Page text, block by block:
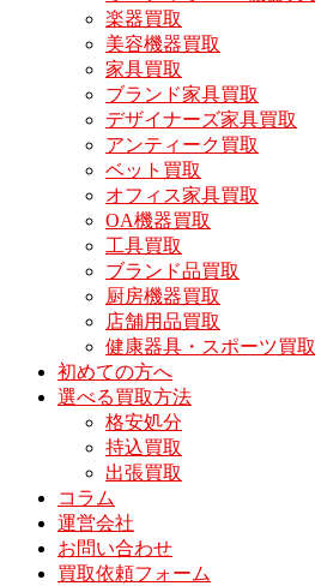
楽器買取
美容機器買取
家具買取
ブランド家具買取
デザイナーズ家具買取
アンティーク買取
ベット買取
オフィス家具買取
OA機器買取
工具買取
ブランド品買取
厨房機器買取
店舗用品買取
健康器具・スポーツ買取
初めての方へ
選べる買取方法
格安処分
持込買取
出張買取
コラム
運営会社
お問い合わせ
買取依頼フォーム